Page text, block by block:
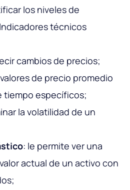
los niveles de
técnicos
cambios de precios;
de precio promedio
tiempo específicos;
la volatilidad de un
: le permite ver una
actual de un activo con